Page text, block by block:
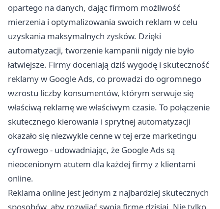
opartego na danych, dając firmom możliwość
mierzenia i optymalizowania swoich reklam w celu
uzyskania maksymalnych zysków. Dzięki
automatyzacji, tworzenie kampanii nigdy nie było
łatwiejsze. Firmy doceniają dziś wygodę i skuteczność
reklamy w Google Ads, co prowadzi do ogromnego
wzrostu liczby konsumentów, którym serwuje się
właściwą reklamę we właściwym czasie. To połączenie
skutecznego kierowania i sprytnej automatyzacji
okazało się niezwykle cenne w tej erze marketingu
cyfrowego - udowadniając, że Google Ads są
nieocenionym atutem dla każdej firmy z klientami
online.
Reklama online jest jednym z najbardziej skutecznych